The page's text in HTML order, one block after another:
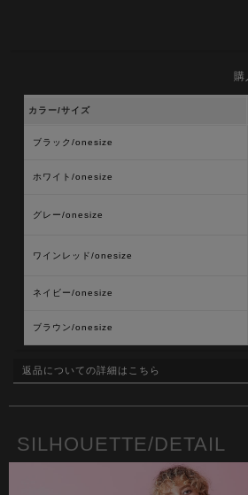
購
カラー/サイズ
ブラック/onesize
ホワイト/onesize
グレー/onesize
ワインレッド/onesize
ネイビー/onesize
ブラウン/onesize
返品についての詳細はこちら
SILHOUETTE/DETAIL